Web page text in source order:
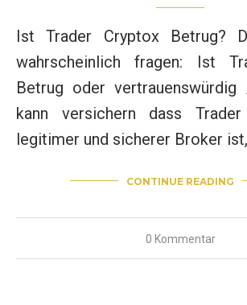
Ist Trader Cryptox Betrug?
wahrscheinlich fragen: Ist
Betrug oder
kann versichern dass
legitimer und sicherer Broker
CONTINUE READING
0 Kommentar